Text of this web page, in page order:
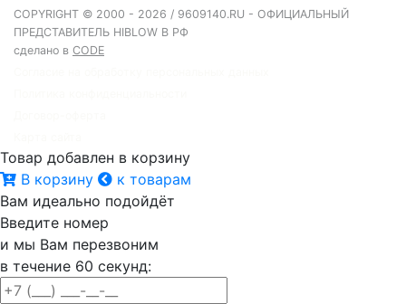
COPYRIGHT © 2000 - 2026 / 9609140.RU - ОФИЦИАЛЬНЫЙ
ПРЕДСТАВИТЕЛЬ HIBLOW В РФ
сделано в CODE
Товар добавлен в корзину
В корзину
к товарам
Вам идеально подойдёт
Введите номер
и мы Вам перезвоним
в течение 60 секунд: